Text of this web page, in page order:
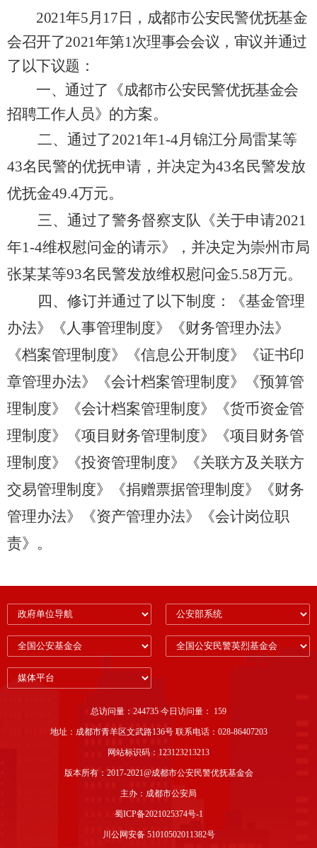
2021年5月 17 日，成都市公安民警优抚基金
会召开了2021年第1次理事会会议，审议并通过
了以下议题：
一、通过了 《成都市公安民警优抚基金会
招聘工作人员》 的方案。
二、通过了2021年1-4月锦江分局雷某等
43名民警的优抚申请，并决定为43名民警发放
优抚金49.4万元。
三、通过了警务督察支队《关于申请2021
年1-4维权慰问金的请示》，并决定为崇州市局
张某某等93名民警发放维权慰问金5.58万元。
四、 修订并通过了 以下制度： 《基金管理
办法》 《人事管理制度》 《财务管理办法》
《档案管理制度》《信息公开制度》
《证书印
章管理办法》
《会计档案管理制度》《预算管
理制度》《会计档案管理制度》《货币资金管
理制度》《项目财务管理制度》《项目财务管
理制度》《投资管理制度》《关联方及关联方
交易管理制度》《捐赠票据管理制度》《财务
管理办法》《资产管理办法》《会计岗位职
责》 。
总访问量：244735 今日访问量： 159
地址：成都市青羊区文武路136号 联系电话：028-86407203
网站标识码：123123213213
版本所有：2017-2021@成都市公安民警优抚基金会
主办：成都市公安局
蜀ICP备2021025374号-1
川公网安备 51010502011382号